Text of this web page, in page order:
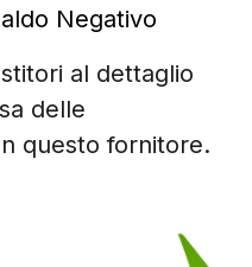
Negativo
al dettaglio
delle
questo fornitore.